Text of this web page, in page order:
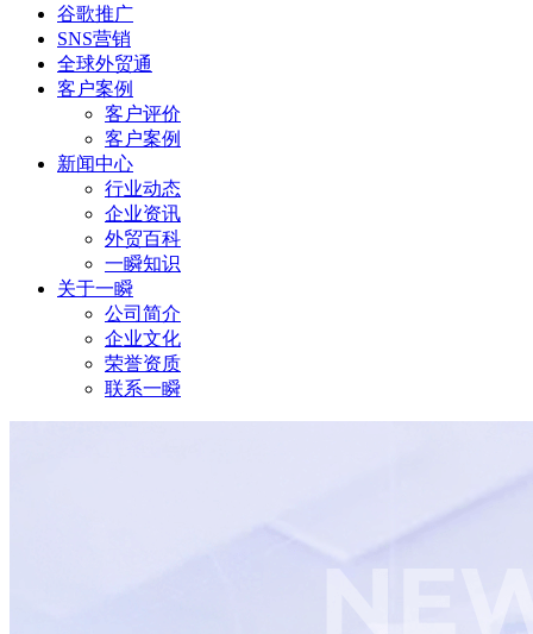
谷歌推广
SNS营销
全球外贸通
客户案例
客户评价
客户案例
新闻中心
行业动态
企业资讯
外贸百科
一瞬知识
关于一瞬
公司简介
企业文化
荣誉资质
联系一瞬